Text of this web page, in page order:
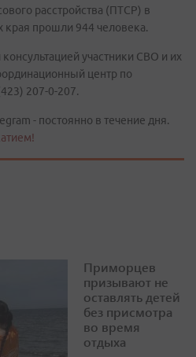
расстройства (ПТСР) в
прошли 944 человека.
участники СВО и их
центр по
207-0-207.
- постоянно в течение дня.
Приморцев
призывают не
оставлять детей
без присмотра
во время
отдыха